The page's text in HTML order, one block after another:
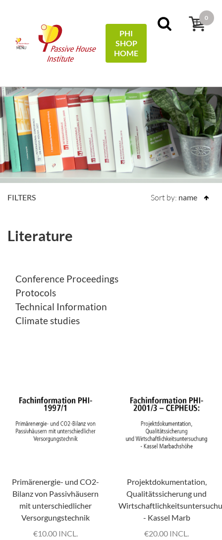
MENU
PHI
SHOP
HOME
0
FILTERS Sort by: name
Literature
Conference Proceedings
Protocols
Technical Information
Climate studies
Primärenergie- und CO2-
Bilanz von Passivhäusern
mit unterschiedlicher
Versorgungstechnik
€10.00 INCL.
Projektdokumentation,
Qualitätssicherung und
- Kassel Marb
€20.00 INCL.